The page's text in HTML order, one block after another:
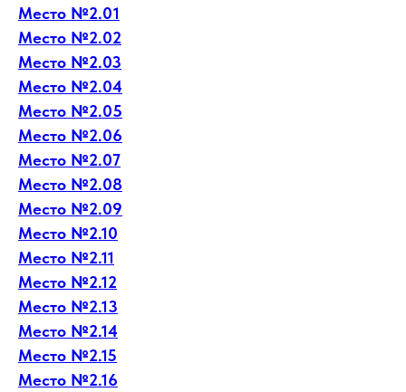
Место №2.01
Место №2.02
Место №2.03
Место №2.04
Место №2.05
Место №2.06
Место №2.07
Место №2.08
Место №2.09
Место №2.10
Место №2.11
Место №2.12
Место №2.13
Место №2.14
Место №2.15
Место №2.16